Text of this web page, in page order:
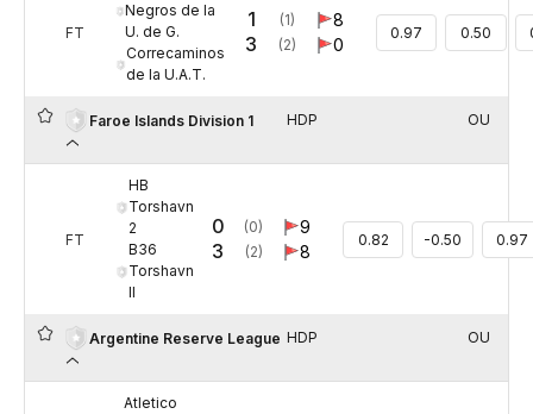
FT
Negros de la
U. de G.
Correcaminos
de la U.A.T.
1
3
(1)
(2)
8
0
0.97 0.50
Faroe Islands Division 1 HDP OU
FT
HB
Torshavn
2
B36
Torshavn
II
0
3
(0)
(2)
9
8
0.82 -0.50 0.97
Argentine Reserve League HDP OU
Atletico